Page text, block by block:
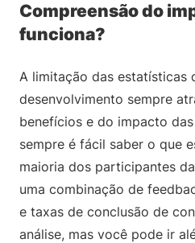
Compreensão do
funciona?
A limitação das estatísticas
desenvolvimento sempre
benefícios e do impacto
sempre é fácil saber o que
maioria dos participantes
uma combinação de
e taxas de conclusão de
análise, mas você pode ir